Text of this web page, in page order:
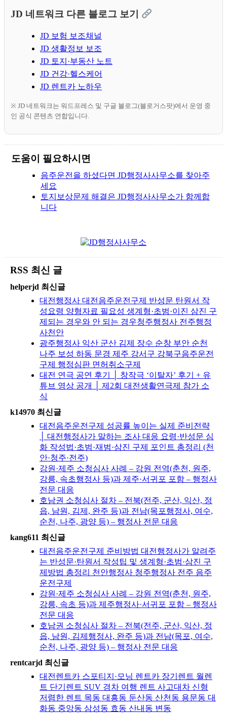
JD 네트워크 다른 블로그 보기
JD 보험 보조채널
JD 생활정보 보조
JD 토지·부동산 노트
JD 건강·헬스케어
JD 렌트카 노하우
※ JD 네트워크는 워드프레스 및 구글 블로그(블로거스팟)에서 운영 중
인 공식 콘텐츠 연합입니다.
도움이 필요하시면
음주운전을 하셨다면 JD행정사사무소를 찾아주
세요
토지보상문제 해결은 JD행정사사무소가 함께합
니다
RSS 최신 글
helperjd 최신글
대전행정사 대전음주운전구제 반성문 탄원서 작
성요령 양형자료 필요성 생계형·초범·이진 삼진 구
제되는 경우와 안 되는 경우청주행정사 전주행정
사천안
광주행정사 익산 군산 김제 장수 순창 부안 순천
나주 보성 하동 문경 제주 강서구 강북구음주운전
구제 행정심판 면허취소구제
대전 연극 공연 후기 │ 창작극 ‘이탈자’ 후기 + 유
튜브 영상 공개 │ 제2회 대전생활연극제 참가 소
식
k14970 최신글
대전음주운전구제 성공률 높이는 실제 준비전략
│ 대전행정사가 말하는 조사 대응 요령·반성문 심
화 작성법·초범·재범·삼진 구제 포인트 총정리 (천
안·청주·전주)
강원·제주 소청심사 사례 – 강원 전역(춘천, 원주,
강릉, 속초행정사 등)과 제주·서귀포 포함 – 행정사
전문 대응
호남권 소청심사 절차 – 전북(전주, 군산, 익산, 정
읍, 남원, 김제, 완주 등)과 전남(목포행정사, 여수,
순천, 나주, 광양 등) – 행정사 전문 대응
kang611 최신글
대전음주운전구제 준비방법 대전행정사가 알려주
는 반성문·탄원서 작성팁 및 생계형·초범·삼진 구
제방법 총정리 천안행정사 청주행정사 전주 음주
운전구제
강원·제주 소청심사 사례 – 강원 전역(춘천, 원주,
강릉, 속초 등)과 제주행정사·서귀포 포함 – 행정사
전문 대응
호남권 소청심사 절차 – 전북(전주, 군산, 익산, 정
읍, 남원, 김제행정사, 완주 등)과 전남(목포, 여수,
순천, 나주, 광양 등) – 행정사 전문 대응
rentcarjd 최신글
대전렌트카 스포티지·모닝 렌트카 장기렌트 월렌
트 단기렌트 SUV 경차 여행 렌트 사고대차 신형
저렴한 렌트 목동 대흥동 둔산동 산천동 용문동 대
화동 중앙동 삼성동 효동 산내동 변동